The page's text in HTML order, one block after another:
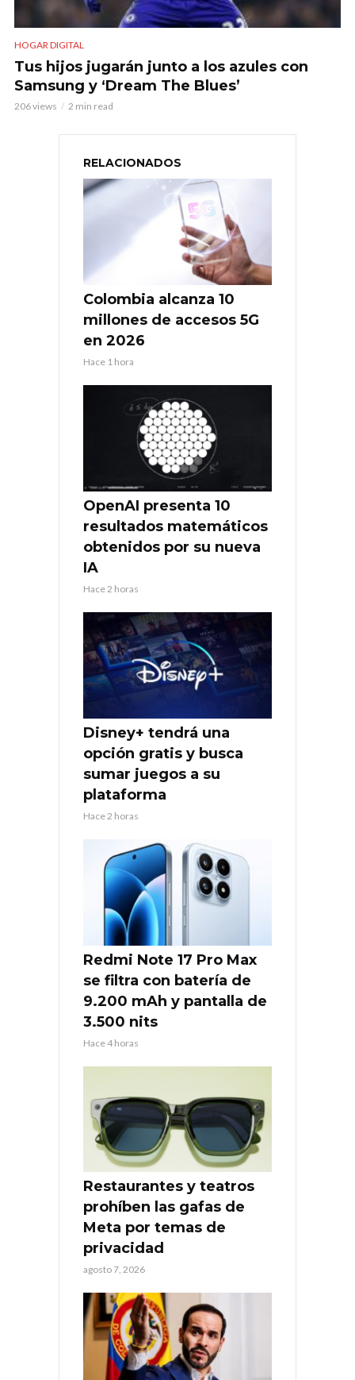
HOGAR DIGITAL
Tus hijos jugarán junto a los azules con
Samsung y ‘Dream The Blues’
206 views 2 min read
RELACIONADOS
Colombia alcanza 10
millones de accesos 5G
en 2026
Hace 1 hora
OpenAI presenta 10
resultados matemáticos
obtenidos por su nueva
IA
Hace 2 horas
Disney+ tendrá una
opción gratis y busca
sumar juegos a su
plataforma
Hace 2 horas
Redmi Note 17 Pro Max
se filtra con batería de
9.200 mAh y pantalla de
3.500 nits
Hace 4 horas
Restaurantes y teatros
prohíben las gafas de
Meta por temas de
privacidad
agosto 7, 2026